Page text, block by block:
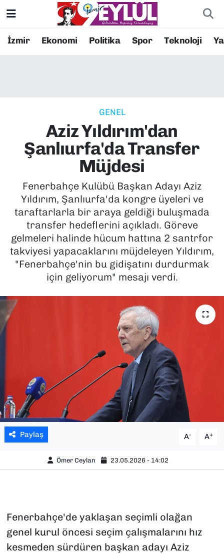
İzmir Ekonomi Politika Spor Teknoloji
GENEL
Aziz Yıldırım'dan
Şanlıurfa'da Transfer
Müjdesi
Fenerbahçe Kulübü Başkan Adayı Aziz
Yıldırım, Şanlıurfa'da kongre üyeleri ve
taraftarlarla bir araya geldiği buluşmada
transfer hedeflerini açıkladı. Göreve
gelmeleri halinde hücum hattına 2 santrfor
takviyesi yapacaklarını müjdeleyen Yıldırım,
"Fenerbahçe'nin bu gidişatını durdurmak
için geliyorum" mesajı verdi.
Paylaş A- A+
Ömer Ceylan 23.05.2026 - 14:02
Fenerbahçe'de yaklaşan seçimli olağan
genel kurul öncesi seçim çalışmalarını hız
kesmeden sürdüren başkan adayı Aziz
Resmi İlanlar
EKONOMİ
KÜLTÜR SANAT
MAGAZİN
POLİTİKA
SAĞLIK
SPOR
Konak Nöbetçi Eczaneler
Süper Lig Puan Durumu ve Fikstür
Tüm Manşetler
Son Dakika Haberleri
Haber Arşivi